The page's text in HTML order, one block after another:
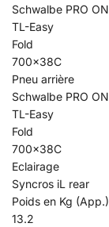
Schwalbe PRO
TL-Easy
Fold
700x38C
Pneu arrière
Schwalbe PRO
TL-Easy
Fold
700x38C
Eclairage
Syncros iL rear
Poids en Kg (App.)
13.2